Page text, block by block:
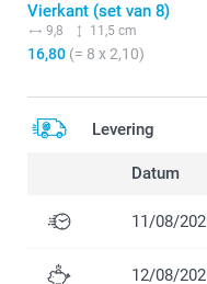
Vierkant (set van 8)
9,8 11,5 cm
16,80 (= 8 x 2,10)
Levering
Datum
11/08/
12/08/